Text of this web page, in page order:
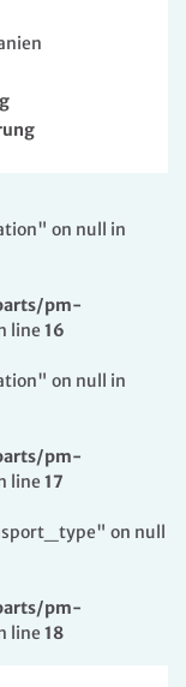
on null in
pm-
line 16
on null in
pm-
line 17
on null
pm-
line 18